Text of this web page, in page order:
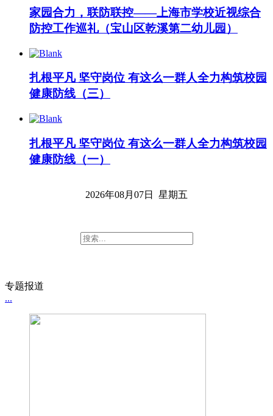
家园合力，联防联控——上海市学校近视综合
防控工作巡礼（宝山区乾溪第二幼儿园）
扎根平凡 坚守岗位 有这么一群人全力构筑校园
健康防线（三）
扎根平凡 坚守岗位 有这么一群人全力构筑校园
健康防线（一）
2026年08月07日 星期五
专题报道
...